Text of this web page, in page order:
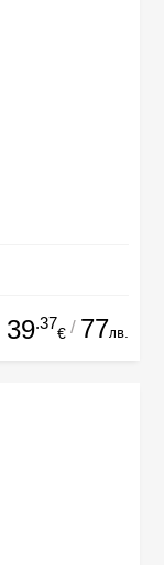
39.37
€ / 77лв.